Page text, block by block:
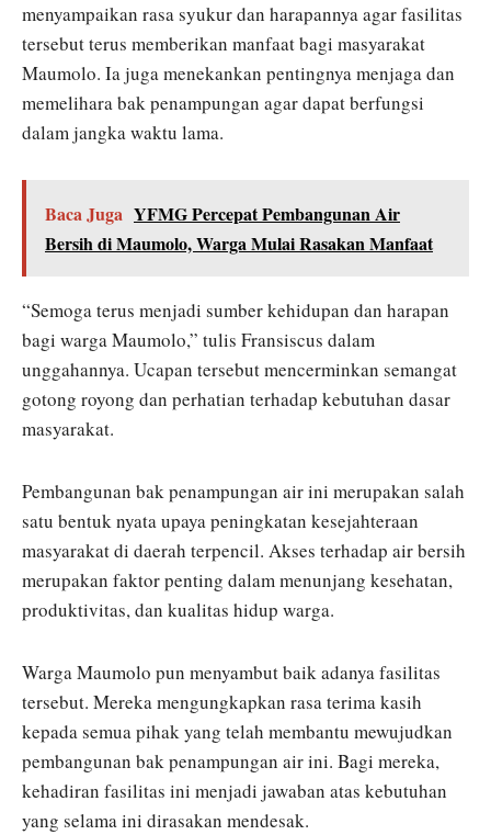
menyampaikan rasa syukur dan harapannya agar fasilitas
tersebut terus memberikan manfaat bagi masyarakat
Maumolo. Ia juga menekankan pentingnya menjaga dan
memelihara bak penampungan agar dapat berfungsi
dalam jangka waktu lama.
Baca Juga YFMG Percepat Pembangunan Air
Bersih di Maumolo, Warga Mulai Rasakan Manfaat
“Semoga terus menjadi sumber kehidupan dan harapan
bagi warga Maumolo,” tulis Fransiscus dalam
unggahannya. Ucapan tersebut mencerminkan semangat
gotong royong dan perhatian terhadap kebutuhan dasar
masyarakat.
Pembangunan bak penampungan air ini merupakan salah
satu bentuk nyata upaya peningkatan kesejahteraan
masyarakat di daerah terpencil. Akses terhadap air bersih
merupakan faktor penting dalam menunjang kesehatan,
produktivitas, dan kualitas hidup warga.
Warga Maumolo pun menyambut baik adanya fasilitas
tersebut. Mereka mengungkapkan rasa terima kasih
kepada semua pihak yang telah membantu mewujudkan
pembangunan bak penampungan air ini. Bagi mereka,
kehadiran fasilitas ini menjadi jawaban atas kebutuhan
yang selama ini dirasakan mendesak.